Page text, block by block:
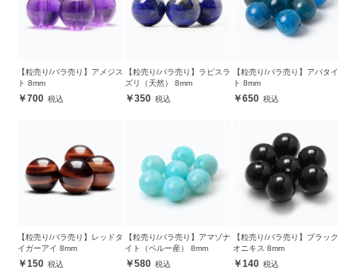
【粒売り/バラ売り】アメジス
ト 8mm
700
【粒売り/バラ売り】ラピスラ
ズリ（天然） 8mm
350
【粒売り/バラ売り】アパタイ
ト 8mm
650
【粒売り/バラ売り】レッドタ
イガーアイ 8mm
150
【粒売り/バラ売り】アマゾナ
イト（ペルー産） 8mm
580
【粒売り/バラ売り】ブラック
オニキス 8mm
140